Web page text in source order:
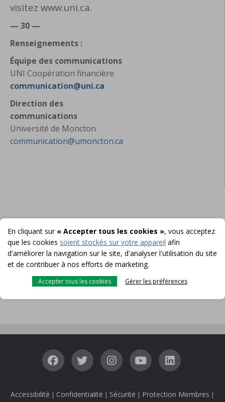
En cliquant sur « Accepter tous les cookies », vous acceptez
que les cookies soient stockés sur votre appareil afin
d'améliorer la navigation sur le site, d'analyser l'utilisation du site
et de contribuer à nos efforts de marketing.
Accepter tous les cookies Gérer les préférences
visitez www.uni.ca.
— 30 —
Renseignements :
Équipe des communications
UNI Coopération financière
communication@uni.ca
Direction des
communications
Université de Moncton
communication@umoncton.ca
Équipe des communications
295, boul. Saint-Pierre Ouest
Case postale 5554
Courriel :communication@uni.ca
Accessibilité | Confidentialité | Sécurité | Protection Membres |